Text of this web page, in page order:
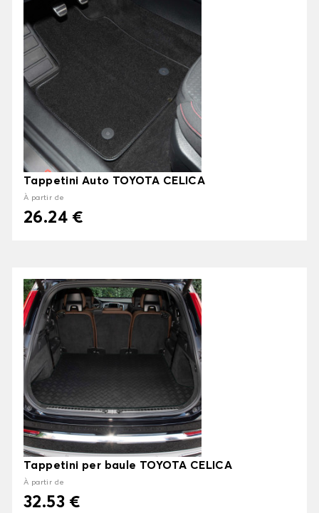
Tappetini Auto TOYOTA CELICA
À partir de
26.24 €
Tappetini per baule TOYOTA CELICA
À partir de
32.53 €